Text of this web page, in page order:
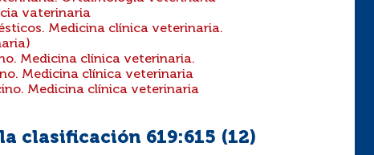
vaterinaria
Medicina clínica veterinaria.
Medicina clínica veterinaria.
Medicina clínica veterinaria
Medicina clínica veterinaria
clasificación 619:615 (12)